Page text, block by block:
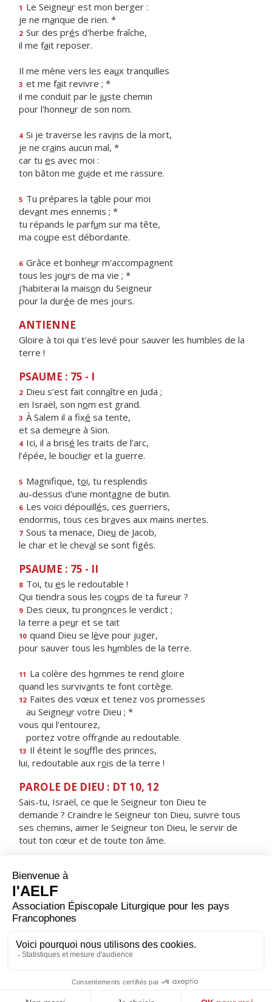
1 Le Seigneur est mon berger :
je ne manque de rien. *
2 Sur des prés d'herbe fraîche,
il me fait reposer.
Il me mène vers les eaux tranquilles
3 et me fait revivre ; *
il me conduit par le juste chemin
pour l'honneur de son nom.
4 Si je traverse les ravins de la mort,
je ne crains aucun mal, *
car tu es avec moi :
ton bâton me guide et me rassure.
5 Tu prépares la table pour moi
devant mes ennemis ; *
tu répands le parfum sur ma tête,
ma coupe est débordante.
6 Grâce et bonheur m'accompagnent
tous les jours de ma vie ; *
j'habiterai la maison du Seigneur
pour la durée de mes jours.
ANTIENNE
Gloire à toi qui t'es levé pour sauver les humbles de la
terre !
PSAUME : 75 - I
2 Dieu s’est fait connaître en Juda ;
en Israël, son nom est grand.
3 À Salem il a fixé sa tente,
et sa demeure à Sion.
4 Ici, il a brisé les traits de l’arc,
l’épée, le bouclier et la guerre.
5 Magnifique, toi, tu resplendis
au-dessus d’une montagne de butin.
6 Les voici dépouillés, ces guerriers,
endormis, tous ces braves aux mains inertes.
7 Sous ta menace, Dieu de Jacob,
le char et le cheval se sont figés.
PSAUME : 75 - II
8 Toi, tu es le redoutable !
Qui tiendra sous les coups de ta fureur ?
9 Des cieux, tu prononces le verdict ;
la terre a peur et se tait
10 quand Dieu se lève pour juger,
pour sauver tous les humbles de la terre.
11 La colère des hommes te rend gloire
quand les survivants te font cortège.
12 Faites des vœux et tenez vos promesses
au Seigneur votre Dieu ; *
vous qui l’entourez,
portez votre offrande au redoutable.
13 Il éteint le souffle des princes,
lui, redoutable aux rois de la terre !
PAROLE DE DIEU : DT 10, 12
Sais-tu, Israël, ce que le Seigneur ton Dieu te
demande ? Craindre le Seigneur ton Dieu, suivre tous
ses chemins, aimer le Seigneur ton Dieu, le servir de
tout ton cœur et de toute ton âme.
V/De tout mon cœur, je te cherche, Seigneur ;
garde-moi de fuir tes volontés.
ORAISON
et qu'elle nous accompagne toujours, pour nous rendre
attentifs à faire le bien sans relâche.